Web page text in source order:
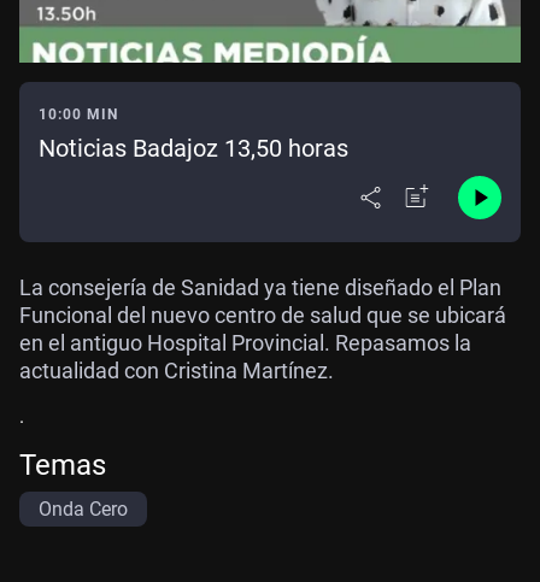
10:00 MIN
Noticias Badajoz 13,50 horas
La consejería de Sanidad ya tiene diseñado el Plan
Funcional del nuevo centro de salud que se ubicará
en el antiguo Hospital Provincial. Repasamos la
actualidad con Cristina Martínez.
.
Temas
Onda Cero